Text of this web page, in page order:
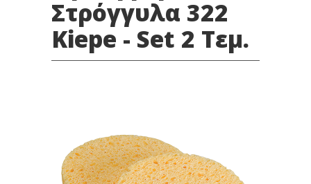
Στρόγγυλα 322
Kiepe - Set 2 Τεμ.